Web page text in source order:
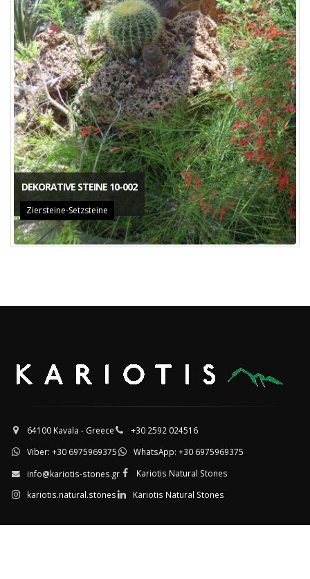
DEKORATIVE STEINE 10-002
Ziersteine-Setzsteine
64100 Kavala - Greece
+30 2592 024516
Viber: +30 6975969375
WhatsApp: +30 6975969375
info@kariotis-stones.gr
Kariotis Natural Stones
kariotis.natural.stones
Kariotis Natural Stones